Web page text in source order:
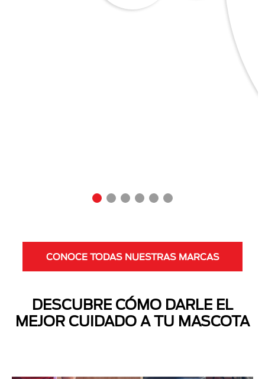
CONOCE TODAS NUESTRAS MARCAS
DESCUBRE CÓMO DARLE EL
MEJOR CUIDADO A TU MASCOTA